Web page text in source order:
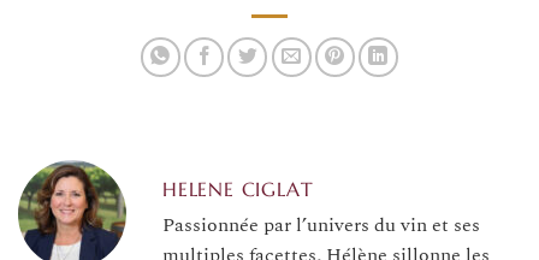
HELENE CIGLAT
Passionnée par l’univers du vin et ses